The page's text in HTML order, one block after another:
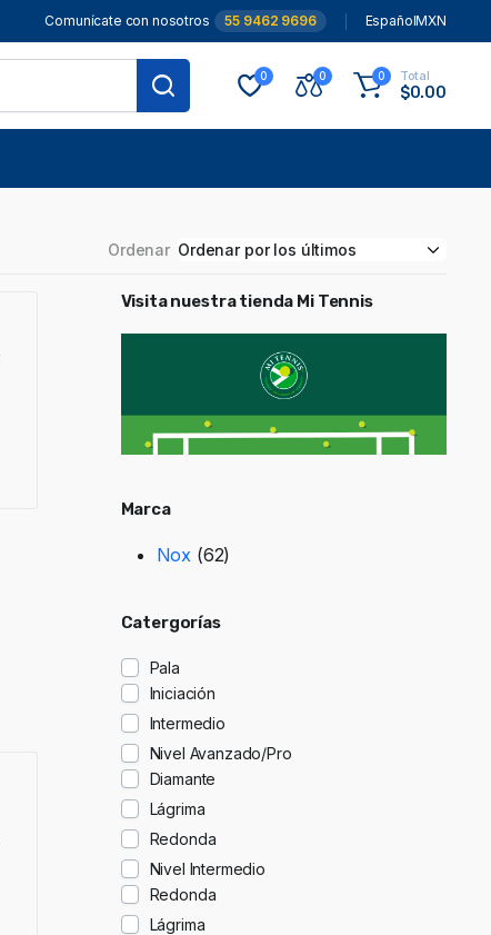
Comunícate con nosotros 55 9462 9696 EspañolMXN
0 0 0 Total
$0.00
Ordenar
Visita nuestra tienda Mi Tennis
Marca
Nox (62)
Catergorías
Pala
Iniciación
Intermedio
Nivel Avanzado/Pro
Diamante
Lágrima
Redonda
Nivel Intermedio
Redonda
Lágrima